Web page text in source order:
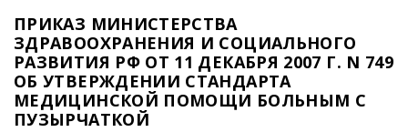
ПРИКАЗ МИНИСТЕРСТВА
ЗДРАВООХРАНЕНИЯ И СОЦИАЛЬНОГО
РАЗВИТИЯ РФ ОТ 11 ДЕКАБРЯ 2007 Г. N 749
ОБ УТВЕРЖДЕНИИ СТАНДАРТА
МЕДИЦИНСКОЙ ПОМОЩИ БОЛЬНЫМ С
ПУЗЫРЧАТКОЙ